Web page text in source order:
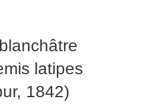
latipes
1842)